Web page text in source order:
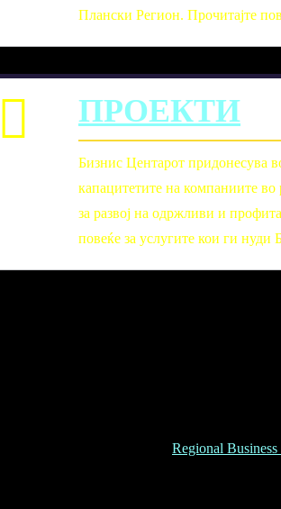
Плански Регион. Прочитајте
ПРОЕКТИ
Бизнис Центарот придонесува
капацитетите на компаниите
за развој на одржливи и
повеќе за услугите кои ги нуди
Regional Business